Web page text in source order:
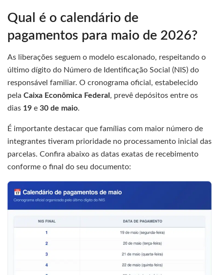
Qual é o calendário de
pagamentos para maio de 2026?
As liberações seguem o modelo escalonado, respeitando o
último dígito do Número de Identificação Social (NIS) do
responsável familiar. O cronograma oficial, estabelecido
pela Caixa Econômica Federal , prevê depósitos entre os
dias 19 e 30 de maio.
É importante destacar que famílias com maior número de
integrantes tiveram prioridade no processamento inicial das
parcelas. Confira abaixo as datas exatas de recebimento
conforme o final do seu documento: